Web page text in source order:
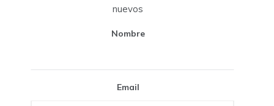
nuevos
Nombre
Email